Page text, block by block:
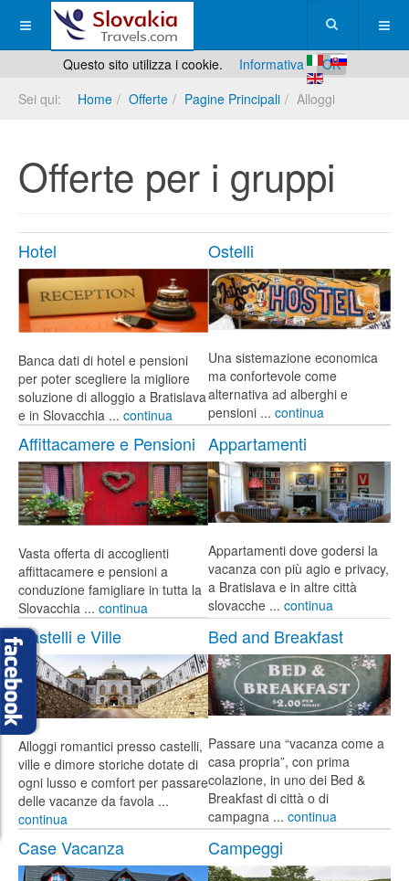
Questo sito utilizza i cookie. Informativa
OK
Sei qui:
Home Offerte Pagine Principali Alloggi
Offerte per i gruppi
Hotel
Banca dati di hotel e pensioni
per poter scegliere la migliore
soluzione di alloggio a Bratislava
e in Slovacchia ... continua
Ostelli
Una sistemazione economica
ma confortevole come
alternativa ad alberghi e
pensioni ... continua
Affittacamere e Pensioni
Vasta offerta di accoglienti
affittacamere e pensioni a
conduzione famigliare in tutta la
Slovacchia ... continua
Appartamenti
Appartamenti dove godersi la
vacanza con più agio e privacy,
a Bratislava e in altre città
slovacche ... continua
Castelli e Ville
Alloggi romantici presso castelli,
ville e dimore storiche dotate di
ogni lusso e comfort per passare
delle vacanze da favola ...
continua
Bed and Breakfast
Passare una “vacanza come a
casa propria”, con prima
colazione, in uno dei Bed &
Breakfast di città o di
campagna ... continua
Case Vacanza Campeggi